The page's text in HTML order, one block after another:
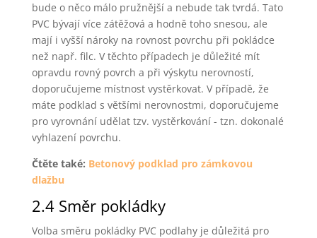
bude o něco málo pružnější a nebude tak tvrdá. Tato
PVC bývají více zátěžová a hodně toho snesou, ale
mají i vyšší nároky na rovnost povrchu při pokládce
než např. filc. V těchto případech je důležité mít
opravdu rovný povrch a při výskytu nerovností,
doporučujeme místnost vystěrkovat. V případě, že
máte podklad s většími nerovnostmi, doporučujeme
pro vyrovnání udělat tzv. vystěrkování - tzn. dokonalé
vyhlazení povrchu.
Čtěte také: Betonový podklad pro zámkovou
dlažbu
2.4 Směr pokládky
Volba směru pokládky PVC podlahy je důležitá pro